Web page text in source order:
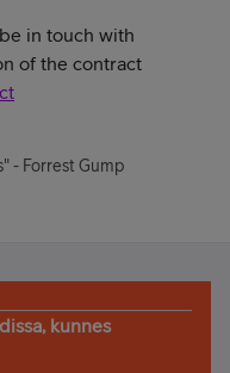
in touch with
of the contract
- Forrest Gump
kunnes